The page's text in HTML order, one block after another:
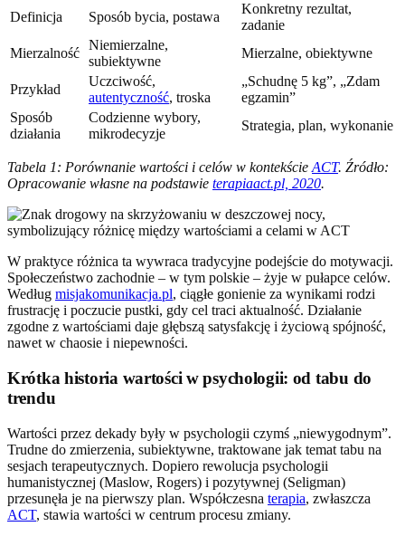
Definicja
Sposób bycia, postawa
Konkretny rezultat,
zadanie
Mierzalność
Niemierzalne,
subiektywne
Mierzalne, obiektywne
Przykład
Uczciwość,
autentyczność, troska
„Schudnę 5 kg”, „Zdam
egzamin”
Sposób
działania
Codzienne wybory,
mikrodecyzje
Strategia, plan, wykonanie
Tabela 1: Porównanie wartości i celów w kontekście ACT. Źródło:
Opracowanie własne na podstawie terapiaact.pl, 2020.
W praktyce różnica ta wywraca tradycyjne podejście do motywacji.
Społeczeństwo zachodnie – w tym polskie – żyje w pułapce celów.
Według misjakomunikacja.pl, ciągłe gonienie za wynikami rodzi
frustrację i poczucie pustki, gdy cel traci aktualność. Działanie
zgodne z wartościami daje głębszą satysfakcję i życiową spójność,
nawet w chaosie i niepewności.
Krótka historia wartości w psychologii: od tabu do
trendu
Wartości przez dekady były w psychologii czymś „niewygodnym”.
Trudne do zmierzenia, subiektywne, traktowane jak temat tabu na
sesjach terapeutycznych. Dopiero rewolucja psychologii
humanistycznej (Maslow, Rogers) i pozytywnej (Seligman)
przesunęła je na pierwszy plan. Współczesna terapia, zwłaszcza
ACT, stawia wartości w centrum procesu zmiany.